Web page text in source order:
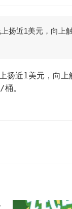
扬近1美元，向上
。